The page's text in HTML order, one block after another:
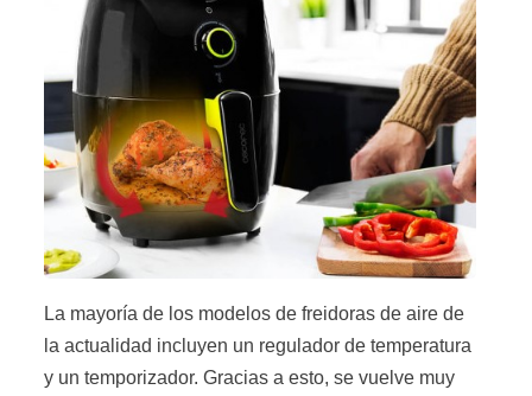
La mayoría de los modelos de freidoras de aire de
la actualidad incluyen un regulador de temperatura
y un temporizador. Gracias a esto, se vuelve muy